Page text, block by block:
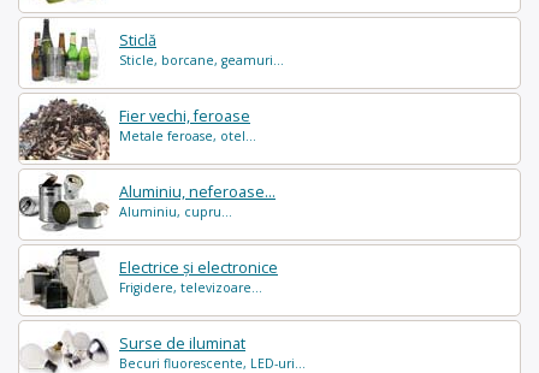
Sticlă
Sticle, borcane, geamuri...
Fier vechi, feroase
Metale feroase, otel...
Aluminiu, neferoase...
Aluminiu, cupru...
Electrice și electronice
Frigidere, televizoare...
Surse de iluminat
Becuri fluorescente, LED-uri...